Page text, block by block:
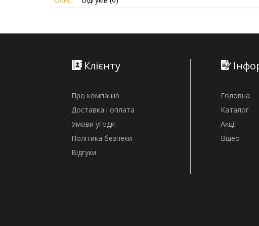
Клієнту
Про компанію
Доставка і оплата
Умови угоди
Політика безпеки
Відгуки
Головна
Каталог
Акції
Відео